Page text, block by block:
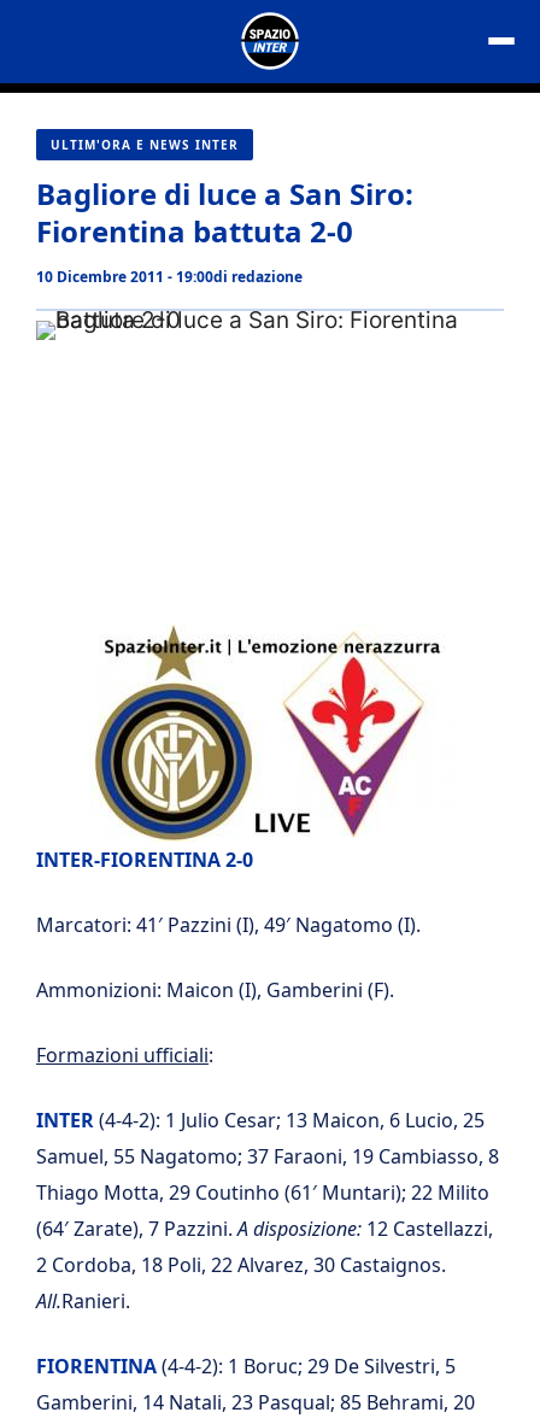
contenuto
ULTIM'ORA E NEWS INTER
Bagliore di luce a San Siro:
Fiorentina battuta 2-0
10 Dicembre 2011 - 19:00di redazione
INTER-FIORENTINA 2-0
Marcatori: 41′ Pazzini (I), 49′ Nagatomo (I).
Ammonizioni: Maicon (I), Gamberini (F).
Formazioni ufficiali:
INTER(4-4-2): 1 Julio Cesar; 13 Maicon, 6 Lucio, 25
Samuel, 55 Nagatomo; 37 Faraoni, 19 Cambiasso, 8
Thiago Motta, 29 Coutinho (61′ Muntari); 22 Milito
(64′ Zarate), 7 Pazzini.A disposizione: 12 Castellazzi,
2 Cordoba, 18 Poli, 22 Alvarez, 30 Castaignos.
All.Ranieri.
FIORENTINA(4-4-2): 1 Boruc; 29 De Silvestri, 5
Gamberini, 14 Natali, 23 Pasqual; 85 Behrami, 20